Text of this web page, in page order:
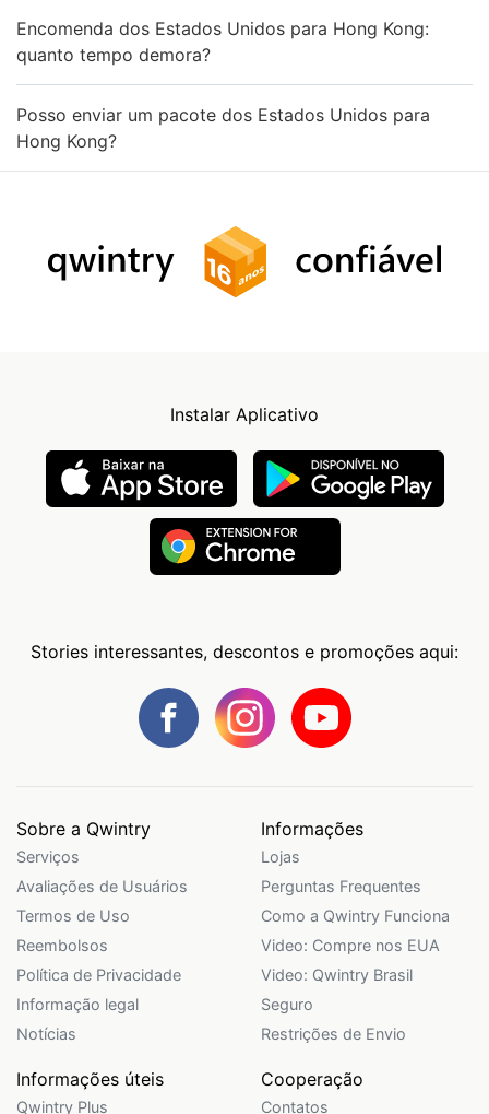
Encomenda dos Estados Unidos para Hong Kong:
quanto tempo demora?
Posso enviar um pacote dos Estados Unidos para
Hong Kong?
Instalar Aplicativo
Stories interessantes, descontos e promoções aqui:
Sobre a Qwintry
Serviços
Avaliações de Usuários
Termos de Uso
Reembolsos
Política de Privacidade
Informação legal
Notícias
Informações
Lojas
Perguntas Frequentes
Como a Qwintry Funciona
Video: Compre nos EUA
Video: Qwintry Brasil
Seguro
Restrições de Envio
Informações úteis
Qwintry Plus
Cooperação
Contatos